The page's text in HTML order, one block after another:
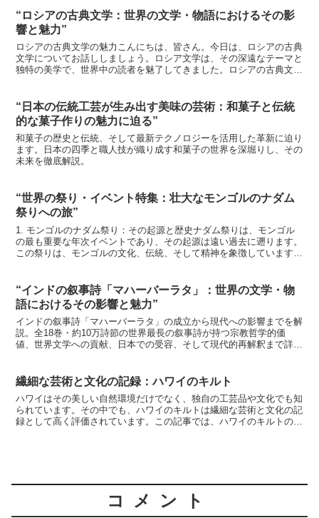
“ロシアの古典文学：世界の文学・物語におけるその影
響と魅力”
ロシアの古典文学の魅力こんにちは、皆さん。今日は、ロシアの古典
文学についてお話ししましょう。ロシア文学は、その深遠なテーマと
独特の美学で、世界中の読者を魅了してきました。ロシアの古典文学
“日本の伝統工芸が生み出す美味の芸術：和菓子と伝統
的な菓子作りの魅力に迫る”
和菓子の歴史と伝統、そして最新テクノロジーを活用した革新に迫り
ます。日本の四季と職人技が織り成す和菓子の世界を深堀りし、その
未来を徹底解説。
“世界の祭り・イベント特集：壮大なモンゴルのナダム
祭りへの旅”
1. モンゴルのナダム祭り：その起源と歴史ナダム祭りは、モンゴル
の最も重要な年次イベントであり、その起源は遠い過去に遡ります。
この祭りは、モンゴルの文化、伝統、そして精神を象徴しています。
“インドの叙事詩「マハーバーラタ」：世界の文学・物
語におけるその影響と魅力”
インドの叙事詩「マハーバーラタ」の成立から現代への影響までを解
説。全18巻・約10万詩節の世界最長の叙事詩が持つ宗教哲学的価
値、世界文学への貢献、日本での受容、そして現代的再解釈まで詳細
繊細な芸術と文化の記録：ハワイのキルト
ハワイはその美しい自然環境だけでなく、独自の工芸品や文化でも知
られています。その中でも、ハワイのキルトは繊細な芸術と文化の記
録として高く評価されています。この記事では、ハワイのキルトの歴
コメント